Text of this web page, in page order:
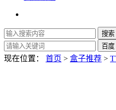
现在位置： 首页 > 盒子推荐 >